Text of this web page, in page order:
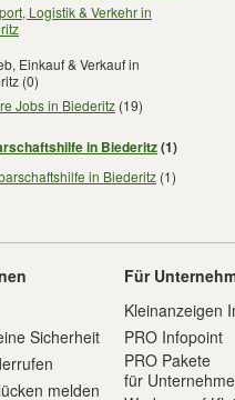
Logistik & Verkehr in
Einkauf & Verkauf in
(0)
Jobs in Biederitz (19)
in Biederitz(1)
in Biederitz (1)
Sicherheit
melden
Für
Kleinanzeigen
PRO Infopoint
PRO Pakete
für